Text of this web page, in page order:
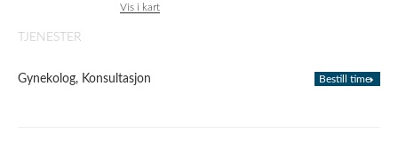
Vis i kart
TJENESTER
Gynekolog, Konsultasjon Bestill time